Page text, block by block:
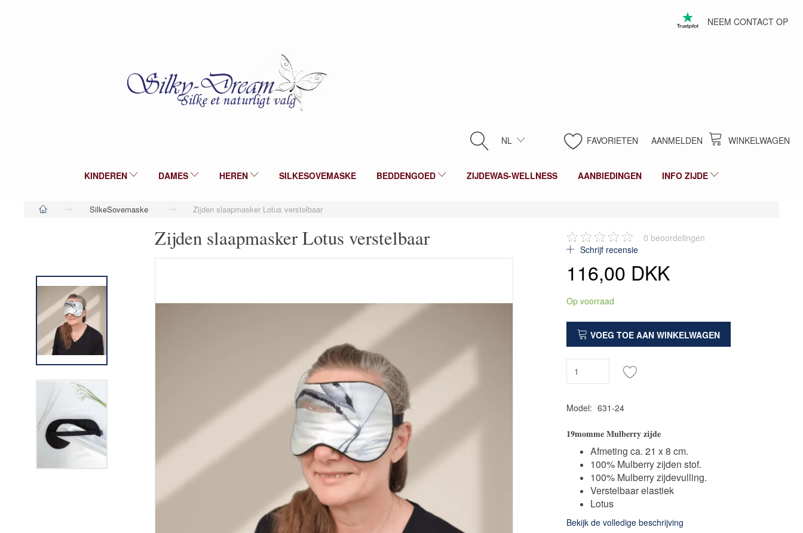
NEEM CONTACT OP
WINKELWAGEN
FAVORIETEN AANMELDEN
NL
KINDEREN DAMES HEREN SILKESOVEMASKE BEDDENGOED ZIJDEWAS-WELLNESS AANBIEDINGEN INFO ZIJDE
SilkeSovemaske Zijden slaapmasker Lotus verstelbaar
Zijden slaapmasker Lotus verstelbaar 0 beoordelingen
Schrijf recensie
116,00 DKK
Op voorraad
VOEG TOE AAN WINKELWAGEN
Model: 631-24
19momme Mulberry zijde
Afmeting ca. 21 x 8 cm.
100% Mulberry zijden stof.
100% Mulberry zijdevulling.
Verstelbaar elastiek
Lotus
Bekijk de volledige beschrijving